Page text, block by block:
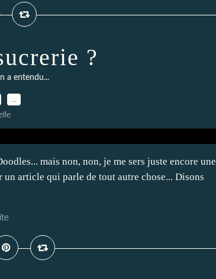
?
a entendu...
mais non, non, je me sers juste encore une
article qui parle de tout autre chose... Disons